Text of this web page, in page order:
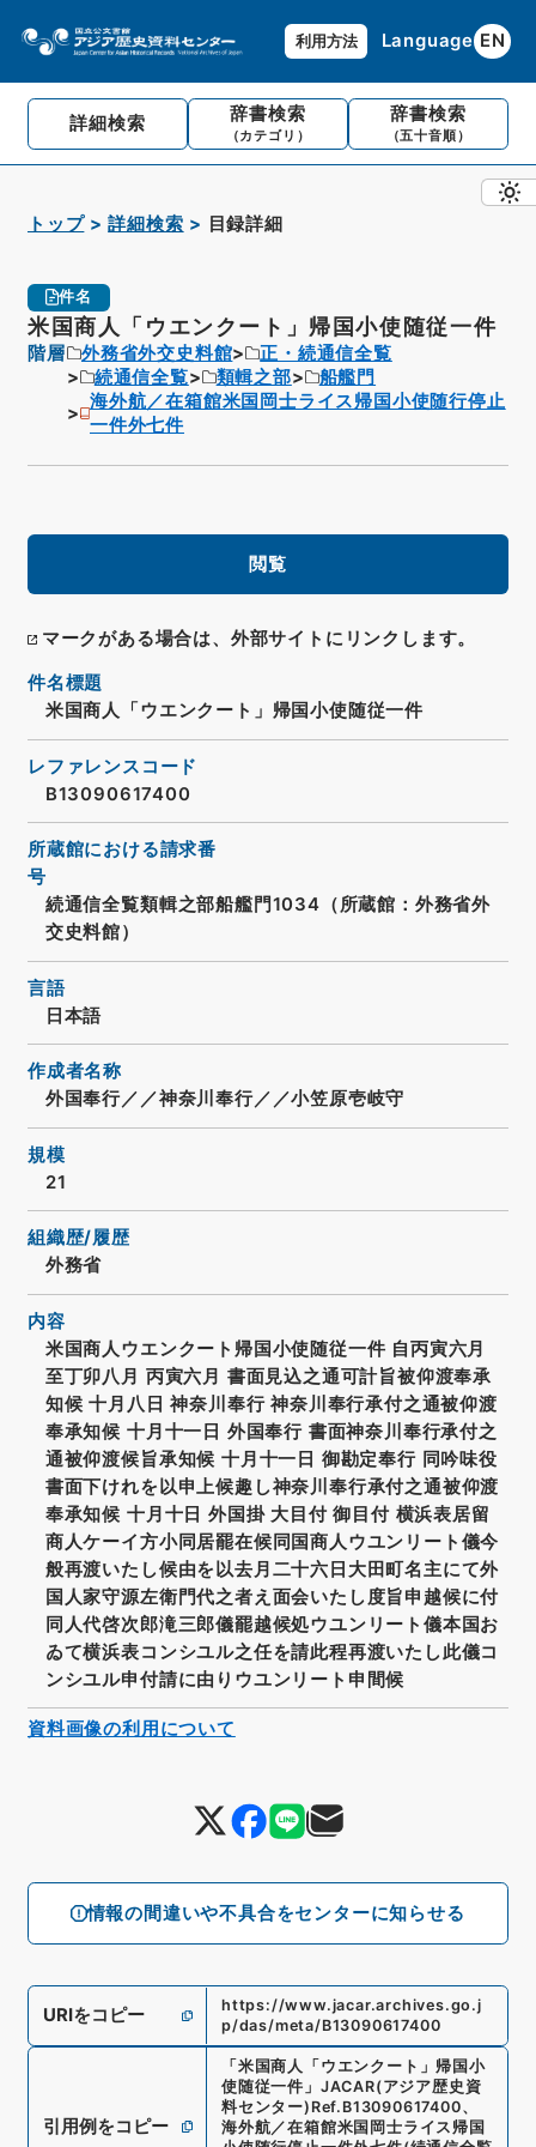
利用方法 Language EN
詳細検索 辞書検索
（カテゴリ）
辞書検索
（五十音順）
トップ 詳細検索 目録詳細
件名
米国商人「ウエンクート」帰国小使随従一件
階層 外務省外交史料館
正・続通信全覧
続通信全覧
類輯之部
船艦門
海外航／在箱館米国岡士ライス帰国小使随行停止
一件外七件
閲覧
マークがある場合は、外部サイトにリンクします。
情報の間違いや不具合をセンターに知らせる
件名標題
米国商人「ウエンクート」帰国小使随従一件
レファレンスコード
B13090617400
所蔵館における請求番
号
続通信全覧類輯之部船艦門1034（所蔵館：外務省外
交史料館）
言語
日本語
作成者名称
外国奉行／／神奈川奉行／／小笠原壱岐守
規模
21
組織歴/履歴
外務省
内容
米国商人ウエンクート帰国小使随従一件 自丙寅六月
至丁卯八月 丙寅六月 書面見込之通可計旨被仰渡奉承
知候 十月八日 神奈川奉行 神奈川奉行承付之通被仰渡
奉承知候 十月十一日 外国奉行 書面神奈川奉行承付之
通被仰渡候旨承知候 十月十一日 御勘定奉行 同吟味役
書面下けれを以申上候趣し神奈川奉行承付之通被仰渡
奉承知候 十月十日 外国掛 大目付 御目付 横浜表居留
商人ケーイ方小同居罷在候同国商人ウユンリート儀今
般再渡いたし候由を以去月二十六日大田町名主にて外
国人家守源左衛門代之者え面会いたし度旨申越候に付
同人代啓次郎滝三郎儀罷越候処ウユンリート儀本国お
ゐて横浜表コンシユル之任を請此程再渡いたし此儀コ
ンシユル申付請に由りウユンリート申間候
URIをコピー
https://www.jacar.archives.go.j
p/das/meta/B13090617400
引用例をコピー
「米国商人「ウエンクート」帰国小
使随従一件 」 JACAR(アジア歴史資
料センター) Ref. B13090617400、
海外航／在箱館米国岡士ライス帰国
資料画像の利用について